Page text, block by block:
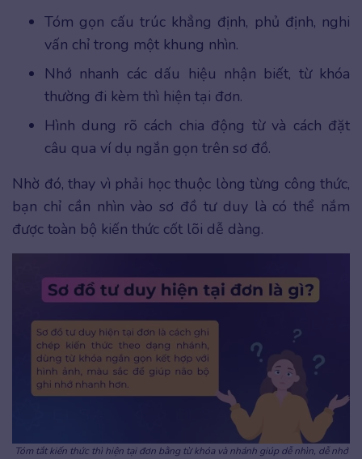
Tóm gọn cấu trúc khẳng định, phủ định, nghi
vấn chỉ trong một khung nhìn.
Nhớ nhanh các dấu hiệu nhận biết, từ khóa
thường đi kèm thì hiện tại đơn.
Hình dung rõ cách chia động từ và cách đặt
câu qua ví dụ ngắn gọn trên sơ đồ.
Nhờ đó, thay vì phải học thuộc lòng từng công thức,
bạn chỉ cần nhìn vào sơ đồ tư duy là có thể nắm
được toàn bộ kiến thức cốt lõi dễ dàng.
Tóm tắt kiến thức thì hiện tại đơn bằng từ khóa và nhánh giúp dễ nhìn, dễ nhớ